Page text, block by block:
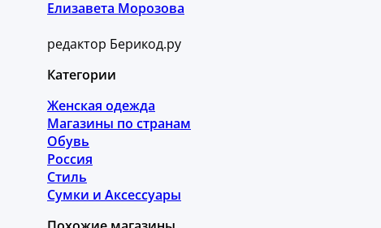
Елизавета Морозова
редактор Берикод.ру
Категории
Женская одежда
Магазины по странам
Обувь
Россия
Стиль
Сумки и Аксессуары